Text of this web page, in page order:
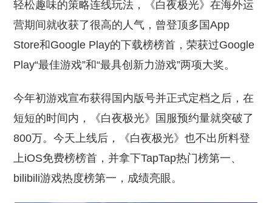
轻松趣味的策略连线玩法，《白夜极光》在海外运
营期间就收获了很高的人气，曾登顶多国App
Store和Google Play的下载榜榜首，荣获过Google
Play“最佳游戏”和“最具创新力游戏”两项大奖。
今年初游戏宣布获得国内版号并正式定档之后，在
短短的时间内，《白夜极光》国服预约量就突破了
800万。今天上线后，《白夜极光》也不出所料登
上iOS免费榜榜首，并拿下TapTap热门榜第一、
bilibili游戏热度榜第一，成绩亮眼。